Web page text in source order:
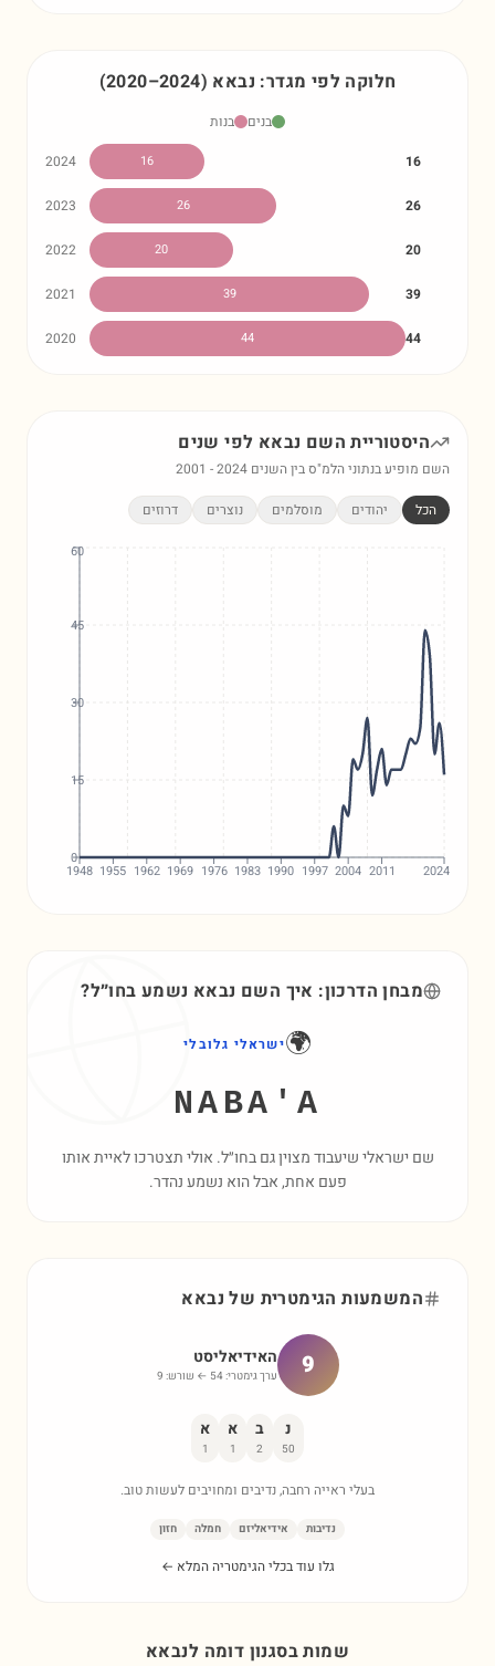
חלוקה לפי מגדר: נבאא (2020–2024)
בנים
בנות
2024
16 16
2023 26 26
2022 20 20
2021 39 39
2020 44 44
היסטוריית השם נבאא לפי שנים
השם מופיע בנתוני הלמ"ס בין השנים 2001 -2024
הכל יהודים מוסלמים נוצרים דרוזים
1948 1955 1962 1969 1976 1983 1990 1997 2004 2011 2024
0
15
30
45
60
מבחן הדרכון: איך השם נבאא נשמע בחו״ל?
🌍ישראלי גלובלי
NABA'A
שם ישראלי שיעבוד מצוין גם בחו״ל. אולי תצטרכו לאיית אותו
פעם אחת, אבל הוא נשמע נהדר.
המשמעות הגימטרית של נבאא
9 האידיאליסט
ערך גימטרי: 54 ← שורש: 9
נ
50
ב
2
א
1
א
1
בעלי ראייה רחבה, נדיבים ומחויבים לעשות טוב.
נדיבות אידיאליזם חמלה חזון
גלו עוד בכלי הגימטריה המלא ←
שמות בסגנון דומה לנבאא